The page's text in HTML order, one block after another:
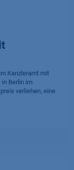
Kanzleramt mit
in Berlin im
verliehen, eine